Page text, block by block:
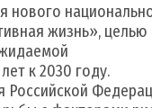
нового
жизнь», целью
к 2030 году.
Российской